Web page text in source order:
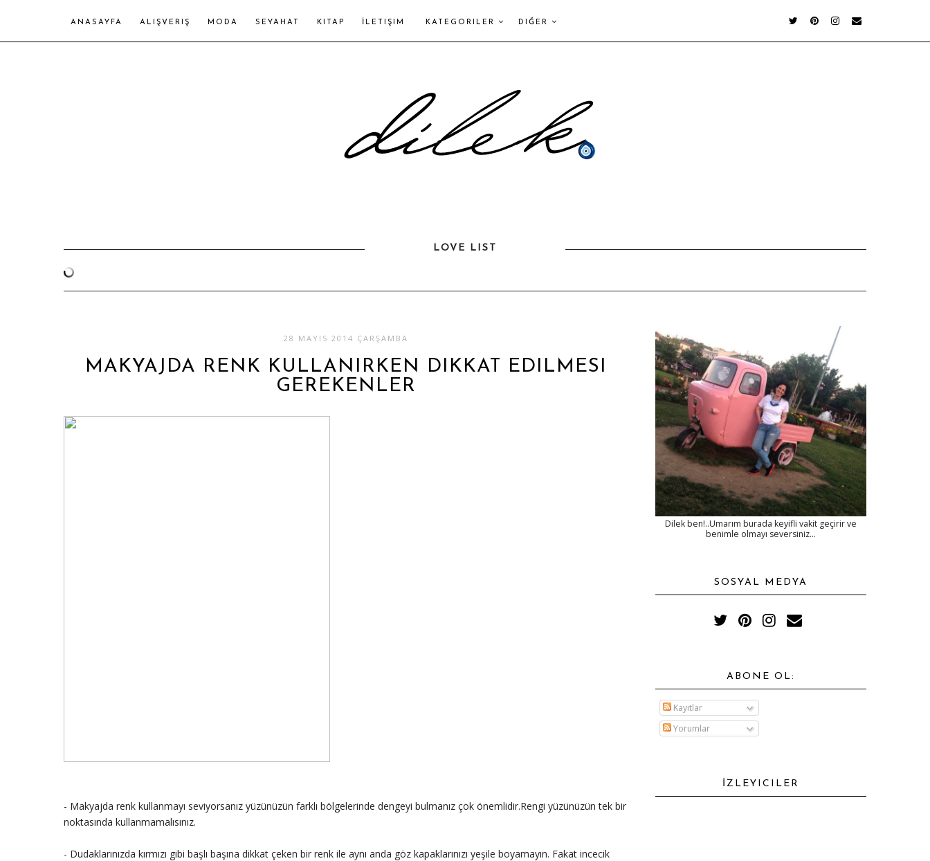
ANASAYFA ALIŞVERIŞ MODA SEYAHAT KITAP İLETIŞIM KATEGORILER DIĞER
LOVE LIST
28 MAYIS 2014 ÇARŞAMBA
MAKYAJDA RENK KULLANIRKEN DIKKAT EDILMESI
GEREKENLER
- Makyajda renk kullanmayı seviyorsanız yüzünüzün farklı bölgelerinde dengeyi bulmanız çok önemlidir.Rengi yüzünüzün tek bir
noktasında kullanmamalısınız.
- Dudaklarınızda kırmızı gibi başlı başına dikkat çeken bir renk ile aynı anda göz kapaklarınızı yeşile boyamayın. Fakat incecik
Dilek ben!..Umarım burada keyifli vakit geçirir ve
benimle olmayı seversiniz...
SOSYAL MEDYA
ABONE OL:
Kayıtlar
Yorumlar
İZLEYICILER